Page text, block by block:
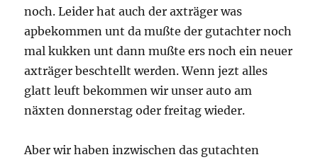
noch. Leider hat auch der axträger was
apbekommen unt da mußte der gutachter noch
mal kukken unt dann mußte ers noch ein neuer
axträger beschtellt werden. Wenn jezt alles
glatt leuft bekommen wir unser auto am
näxten donnerstag oder freitag wieder.
Aber wir haben inzwischen das gutachten